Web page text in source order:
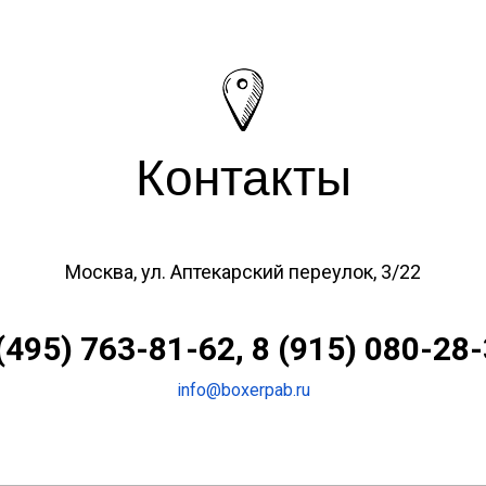
Контакты
Москва, ул. Аптекарский переулок, 3/22
763-81-62, 8 (915) 080-
info@boxerpab.ru